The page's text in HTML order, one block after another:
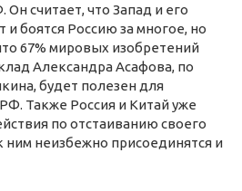
считает, что Запад и его
и боятся Россию за многое, но
67% мировых изобретений
Александра Асафова, по
будет полезен для
Также Россия и Китай уже
по отстаиванию своего
ним неизбежно присоединятся и